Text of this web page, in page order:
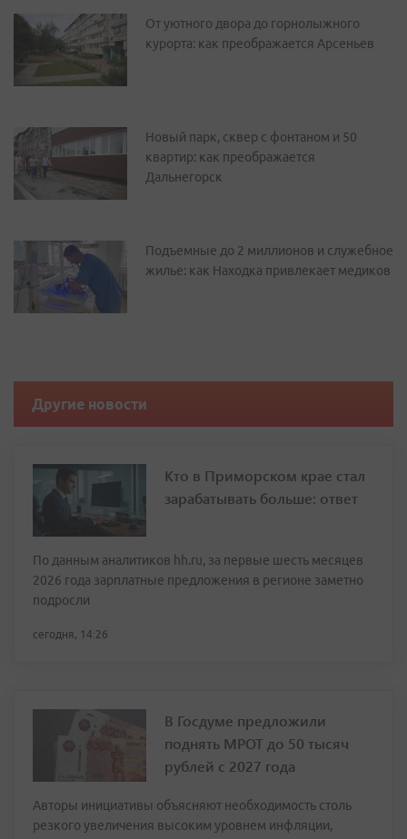
От уютного двора до горнолыжного
курорта: как преображается Арсеньев
Новый парк, сквер с фонтаном и 50
квартир: как преображается
Дальнегорск
Подъемные до 2 миллионов и служебное
жилье: как Находка привлекает медиков
Другие новости
Кто в Приморском крае стал
зарабатывать больше: ответ
По данным аналитиков hh.ru, за первые шесть месяцев
2026 года зарплатные предложения в регионе заметно
подросли
сегодня, 14:26
В Госдуме предложили
поднять МРОТ до 50 тысяч
рублей с 2027 года
Авторы инициативы объясняют необходимость столь
резкого увеличения высоким уровнем инфляции,